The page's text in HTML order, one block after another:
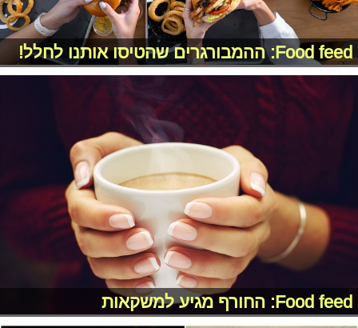
Food feed: ההמבורגרים שהטיסו אותנו לחלל!
Food feed: החורף מגיע למשקאות